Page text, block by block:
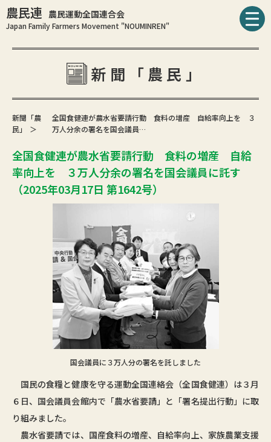
農民連 農民運動全国連合会
Japan Family Farmers Movement "NOUMINREN"
新聞「農民」
新聞「農
民」
全国食健連が農水省要請行動 食料の増産 自給率向上を ３
万人分余の署名を国会議員…
全国食健連が農水省要請行動 食料の増産 自給
率向上を ３万人分余の署名を国会議員に託す
（2025年03月17日 第1642号）
国会議員に３万人分の署名を託しました
国民の食糧と健康を守る運動全国連絡会（全国食健連）は３月
６日、国会議員会館内で「農水省要請」と「署名提出行動」に取
り組みました。
農水省要請では、国産食料の増産、自給率向上、家族農業支援